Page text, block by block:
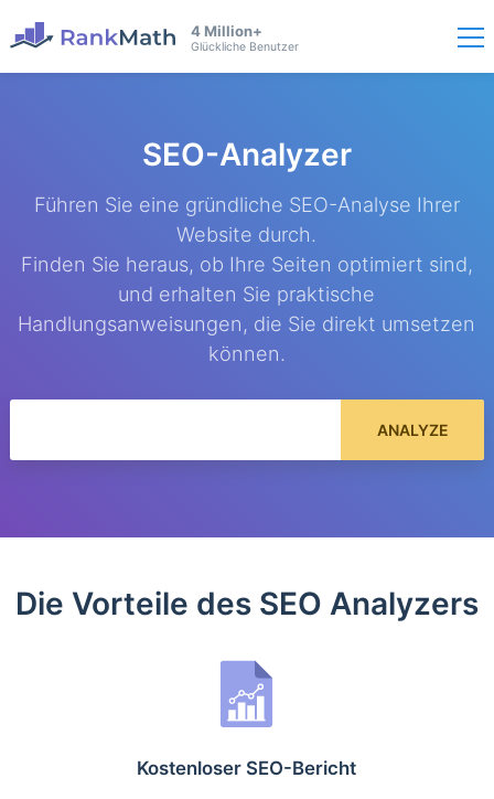
4 Million+
Glückliche Benutzer
SEO-Analyzer
Führen Sie eine gründliche SEO-Analyse Ihrer
Website durch.
Finden Sie heraus, ob Ihre Seiten optimiert sind,
und erhalten Sie praktische
Handlungsanweisungen, die Sie direkt umsetzen
können.
ANALYZE
Die Vorteile des SEO Analyzers
Kostenloser SEO-Bericht